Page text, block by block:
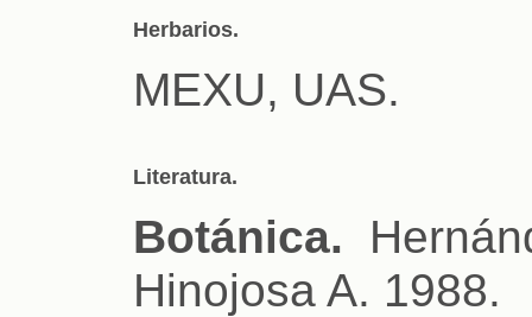
Herbarios.
MEXU, UAS.
Literatura.
Botánica.
Hinojosa A. 1988.